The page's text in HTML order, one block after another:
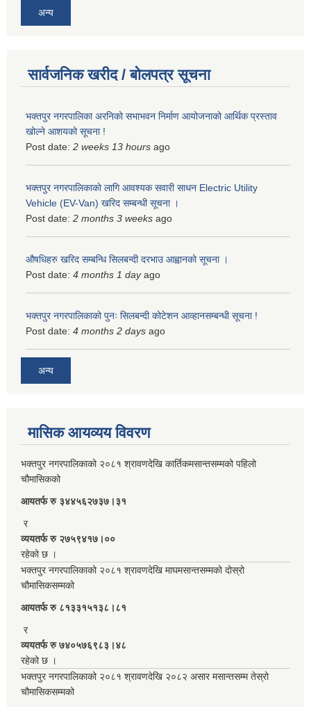
अन्य
सार्वजनिक खरीद / बोलपत्र सूचना
भक्तपुर नगरपालिका अरनिको सभाभवन निर्माण आयोजनाको आर्थिक प्रस्ताव
खोल्ने आशयको सूचना !
Post date: 2 weeks 13 hours ago
भक्तपुर नगरपालिकाकाे लागि आवश्यक सवारी साधन Electric Utility
Vehicle (EV-Van) खरिद सम्बन्धी सूचना ।
Post date: 2 months 3 weeks ago
औषधिहरु खरिद सम्बन्धि सिलबन्दी दरभाउ आह्वानको सूचना ।
Post date: 4 months 1 dayago
भक्तपुर नगरपालिकाको पुनः सिलबन्दी कोटेशन आव्हानसम्बन्धी सूचना !
Post date: 4 months 2 days ago
अन्य
मासिक आयव्यय विवरण
भक्तपुर नगरपालिकाको २०८१ श्रावणदेखि कार्तिकमसान्तसम्मको पहिलो
चौमासिकको
आयतर्फ रु‌ ३४४५६२७३७।३१
र
व्ययतर्फ रु २७५९४१७।००
रहेको छ ।
भक्तपुर नगरपालिकाको २०८१ श्रावणदेखि माघमसान्तसम्मको दोस्रो
चौमासिकसम्मको
आयतर्फ रु‌ ८१३३१५१३८।८१
र
व्ययतर्फ रु ७४०५७६९८३।४८
रहेको छ ।
भक्तपुर नगरपालिकाको २०८१ श्रावणदेखि २०८२ असार मसान्तसम्म तेस्रो
चौमासिकसम्मको